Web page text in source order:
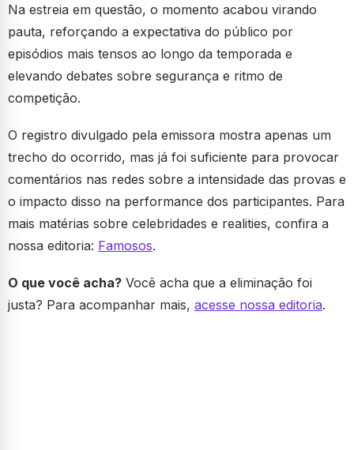
Na estreia em questão, o momento acabou virando
pauta, reforçando a expectativa do público por
episódios mais tensos ao longo da temporada e
elevando debates sobre segurança e ritmo de
competição.
O registro divulgado pela emissora mostra apenas um
trecho do ocorrido, mas já foi suficiente para provocar
comentários nas redes sobre a intensidade das provas e
o impacto disso na performance dos participantes. Para
mais matérias sobre celebridades e realities, confira a
nossa editoria: Famosos.
O que você acha? Você acha que a eliminação foi
justa? Para acompanhar mais, acesse nossa editoria.